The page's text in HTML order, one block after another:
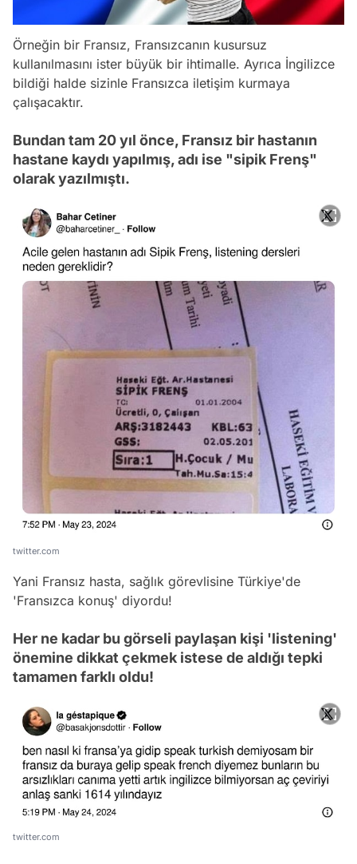
Örneğin bir Fransız, Fransızcanın kusursuz
kullanılmasını ister büyük bir ihtimalle. Ayrıca İngilizce
bildiği halde sizinle Fransızca iletişim kurmaya
çalışacaktır.
Bundan tam 20 yıl önce, Fransız bir hastanın
hastane kaydı yapılmış, adı ise "sipik Frenş"
olarak yazılmıştı.
twitter.com
Yani Fransız hasta, sağlık görevlisine Türkiye'de
'Fransızca konuş' diyordu!
Her ne kadar bu görseli paylaşan kişi 'listening'
önemine dikkat çekmek istese de aldığı tepki
tamamen farklı oldu!
twitter.com